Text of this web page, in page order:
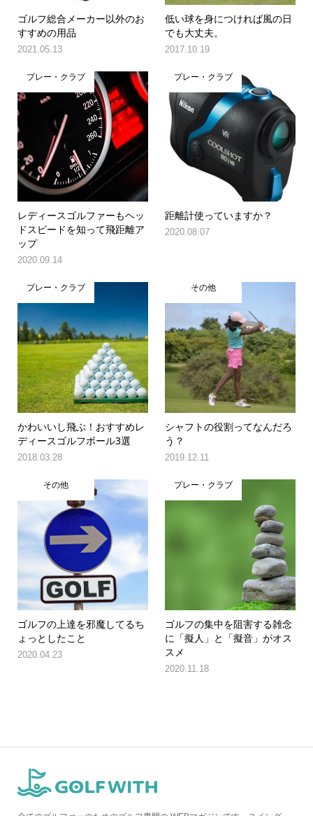
ゴルフ総合メーカー以外のお
すすめの用品
2021.05.13
低い球を身につければ風の日
でも大丈夫。
2017.10.19
プレー・クラブ
レディースゴルファーもヘッ
ドスピードを知って飛距離ア
ップ
2020.09.14
プレー・クラブ
距離計使っていますか？
2020.08.07
プレー・クラブ
かわいいし飛ぶ！おすすめレ
ディースゴルフボール3選
2018.03.28
その他
シャフトの役割ってなんだろ
う？
2019.12.11
その他
ゴルフの上達を邪魔してるち
ょっとしたこと
2020.04.23
プレー・クラブ
ゴルフの集中を阻害する雑念
に「擬人」と「擬音」がオス
スメ
2020.11.18